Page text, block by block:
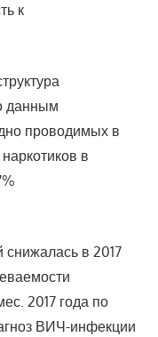
к
данным
проводимых в
в
в 2017
2017 года по
ВИЧ-инфекции